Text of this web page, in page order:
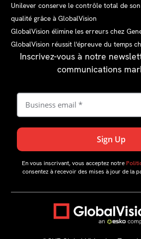
Unilever conserve le contrôle total de
qualité grâce à GlobalVision
GlobalVision élimine les erreurs chez
GlobalVision réussit l'épreuve du temps
Inscrivez-vous à notre
communications
En vous inscrivant, vous acceptez notre
consentez à recevoir des mises à jour de la